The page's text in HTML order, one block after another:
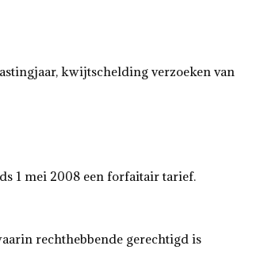
kwijtschelding verzoeken van
1 mei 2008 een forfaitair tarief.
rechthebbende gerechtigd is